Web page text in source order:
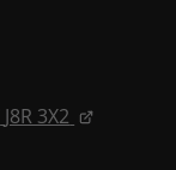
J8R 3X2